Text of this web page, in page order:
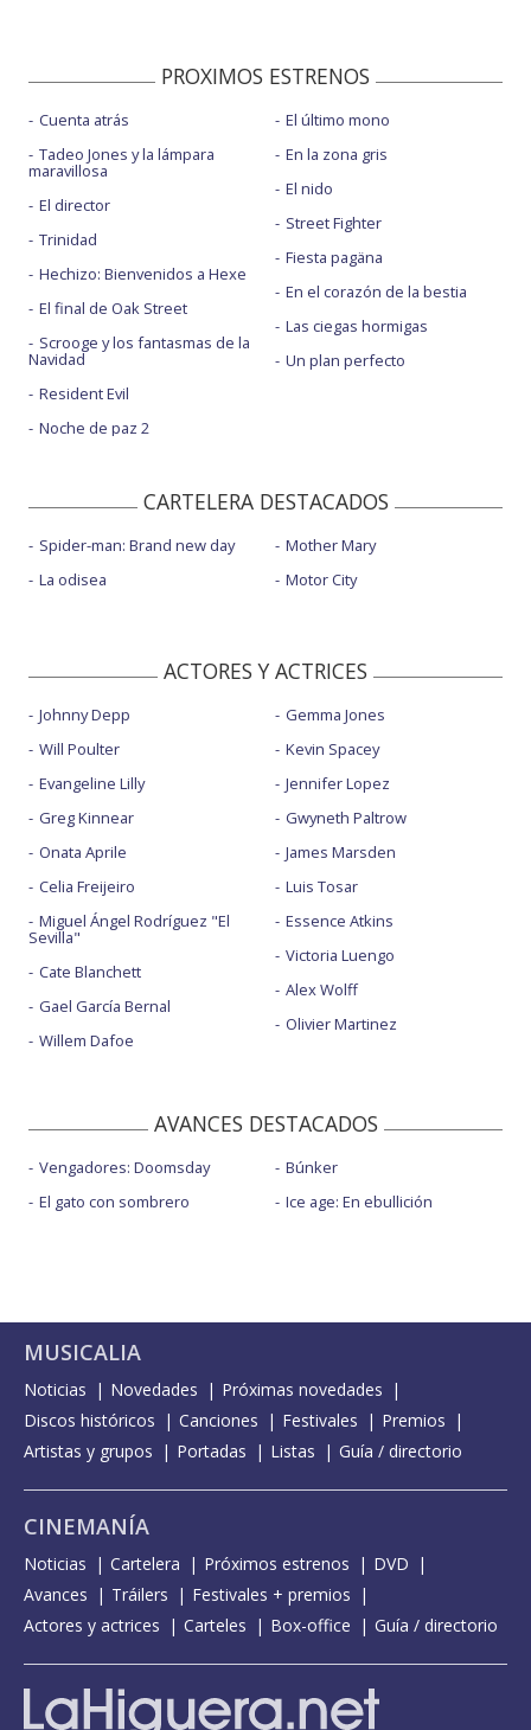
PROXIMOS ESTRENOS
Cuenta atrás
Tadeo Jones y la lámpara
maravillosa
El director
Trinidad
Hechizo: Bienvenidos a Hexe
El final de Oak Street
Scrooge y los fantasmas de la
Navidad
Resident Evil
Noche de paz 2
El último mono
En la zona gris
El nido
Street Fighter
Fiesta pagäna
En el corazón de la bestia
Las ciegas hormigas
Un plan perfecto
CARTELERA DESTACADOS
Spider-man: Brand new day
La odisea
Mother Mary
Motor City
ACTORES Y ACTRICES
Johnny Depp
Will Poulter
Evangeline Lilly
Greg Kinnear
Onata Aprile
Celia Freijeiro
Miguel Ángel Rodríguez "El
Sevilla"
Cate Blanchett
Gael García Bernal
Willem Dafoe
Gemma Jones
Kevin Spacey
Jennifer Lopez
Gwyneth Paltrow
James Marsden
Luis Tosar
Essence Atkins
Victoria Luengo
Alex Wolff
Olivier Martinez
AVANCES DESTACADOS
Vengadores: Doomsday
El gato con sombrero
Búnker
Ice age: En ebullición
MUSICALIA
Noticias Novedades
Próximas novedades
Discos históricos
Canciones Festivales
Premios
Artistas y grupos
Portadas Listas Guía / directorio
CINEMANÍA
Noticias Cartelera Próximos estrenos
DVD
Avances
Tráilers
Festivales + premios
Actores y actrices
Carteles Box-office Guía / directorio